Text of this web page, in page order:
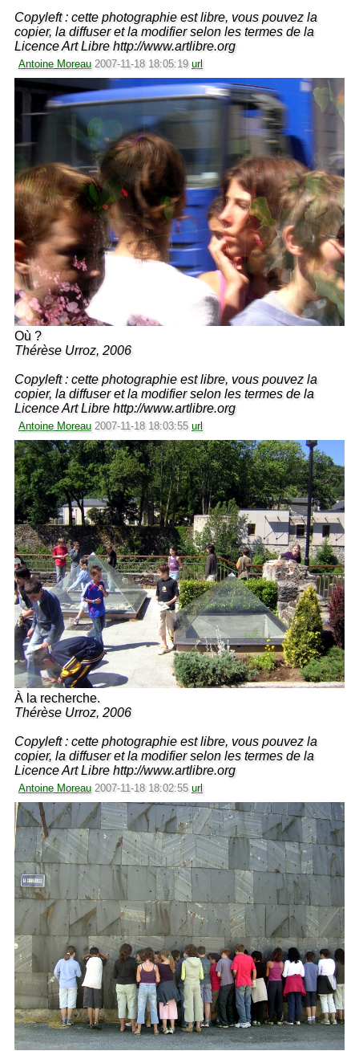
Copyleft : cette photographie est libre, vous pouvez la
copier, la diffuser et la modifier selon les termes de la
Licence Art Libre http://www.artlibre.org
Antoine Moreau 2007-11-18 18:05:19 url
Où ?
Thérèse Urroz, 2006
Copyleft : cette photographie est libre, vous pouvez la
copier, la diffuser et la modifier selon les termes de la
Licence Art Libre http://www.artlibre.org
Antoine Moreau 2007-11-18 18:03:55 url
À la recherche.
Thérèse Urroz, 2006
Copyleft : cette photographie est libre, vous pouvez la
copier, la diffuser et la modifier selon les termes de la
Licence Art Libre http://www.artlibre.org
Antoine Moreau 2007-11-18 18:02:55 url